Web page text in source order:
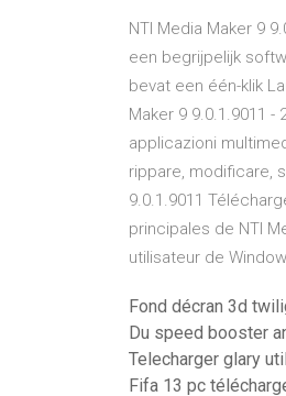
NTI Media Maker 9
een begrijpelijk
bevat een één-klik
Maker 9 9.0.1.9011
applicazioni
rippare, modificare,
9.0.1.9011
principales de NTI
utilisateur de
Fond décran 3d
Du speed booster
Telecharger glary
Fifa 13 pc